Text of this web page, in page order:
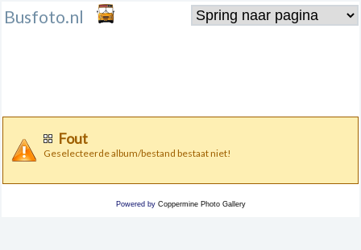
Busfoto.nl
Fout
Geselecteerde album/bestand bestaat niet!
Powered by Coppermine Photo Gallery